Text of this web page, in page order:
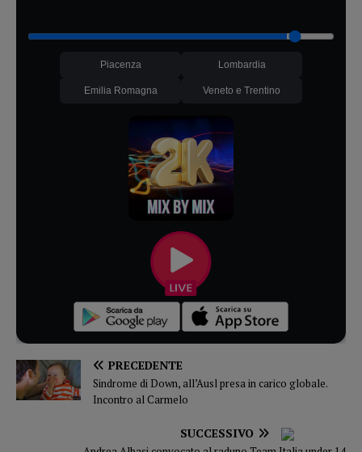
Piacenza Lombardia
Emilia Romagna Veneto e Trentino
PRECEDENTE
Sindrome di Down, all’Ausl presa in carico globale.
Incontro al Carmelo
SUCCESSIVO